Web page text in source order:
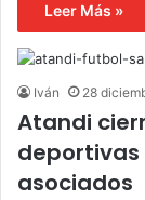
Leer Más »
Iván 28
Atandi
deportivas
asociados